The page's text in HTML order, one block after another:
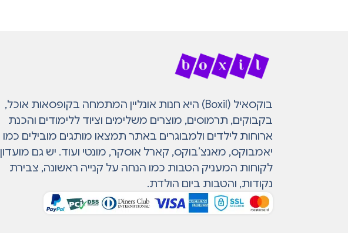
בוקסאיל (Boxil) היא חנות אונליין המתמחה בקופסאות אוכל,
בקבוקים, תרמוסים, מוצרים משלימים וציוד ללימודים והכנת
ארוחות לילדים ולמבוגרים באתר תמצאו מותגים מובילים כמו
יאמבוקס, מאנצ’בוקס, קארל אוסקר, מונטי ועוד. יש גם מועדון
לקוחות המעניק הטבות כמו הנחה על קנייה ראשונה, צבירת
נקודות, והטבות ביום הולדת.